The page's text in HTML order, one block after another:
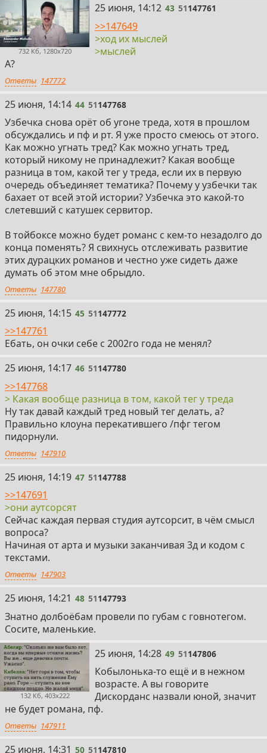
732 Кб, 1280x720
43
25 июня, 14:12 43 51147761
>>147649
>ход их мыслей
>мыслей
А?
Ответы 147772
44
25 июня, 14:14 44 51147768
Узбечка снова орёт об угоне треда, хотя в прошлом
обсуждались и пф и рт. Я уже просто смеюсь от этого.
Как можно угнать тред? Как можно угнать тред,
который никому не принадлежит? Какая вообще
разница в том, какой тег у треда, если их в первую
очередь объединяет тематика? Почему у узбечки так
бахает от всей этой истории? Узбечка это какой-то
слетевший с катушек сервитор.
В тойбоксе можно будет романс с кем-то незадолго до
конца поменять? Я свихнусь отслеживать развитие
этих дурацких романов и честно уже сидеть даже
думать об этом мне обрыдло.
Ответы 147780
45
25 июня, 14:15 45 51147772
>>147761
Ебать, он очки себе с 2002го года не менял?
46
25 июня, 14:17 46 51147780
>>147768
> Какая вообще разница в том, какой тег у треда
Ну так давай каждый тред новый тег делать, а?
Правильно клоуна перекатившего /пфг тегом
пидорнули.
Ответы 147910
47
25 июня, 14:19 47 51147788
>>147691
>они аутсорсят
Сейчас каждая первая студия аутсорсит, в чём смысл
вопроса?
Начиная от арта и музыки заканчивая 3д и кодом с
текстами.
Ответы 147903
48
25 июня, 14:21 48 51147793
Знатно долбоёбам провели по губам с говнотегом.
Сосите, маленькие.
132 Кб, 403x222
49
25 июня, 14:28 49 51147806
Кобылонька-то ещё и в нежном
возрасте. А вы говорите
Дискорданс назвали юной, значит
не будет романа, пф.
Ответы 147911
50
25 июня, 14:31 50 51147810